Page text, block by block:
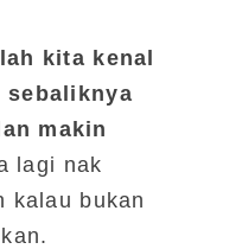
kita kenal
sebaliknya
makin
lagi nak
kalau bukan